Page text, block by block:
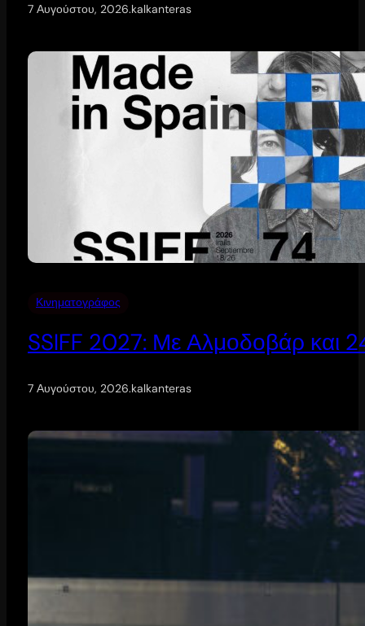
7 Αυγούστου, 2026.kalkanteras
Κινηματογράφος
SSIFF 2027: Με Αλμοδοβάρ και 24
7 Αυγούστου, 2026.kalkanteras